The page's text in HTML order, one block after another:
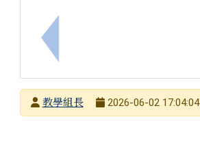
上一筆：原住民族語言能力認
發布者教學組長
2026-06-02 17:04:04